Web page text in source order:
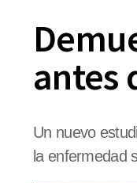
antes
Un nuevo
la enfermedad